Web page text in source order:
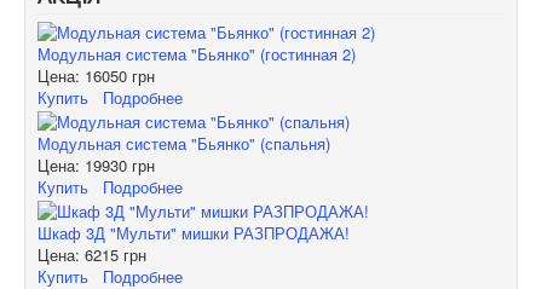
Модульная система "Бьянко" (гостинная 2)
Цена: 16050 грн
Купить
Подробнее
Модульная система "Бьянко" (спальня)
Цена: 19930 грн
Купить
Подробнее
Шкаф 3Д "Мульти" мишки РАЗПРОДАЖА!
Цена: 6215 грн
Купить
Подробнее